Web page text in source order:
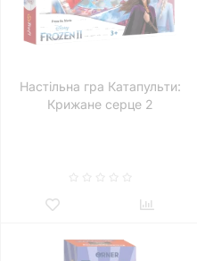
Настільна гра Катапульти:
Крижане серце 2